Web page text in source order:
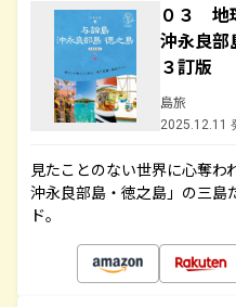
０３ 地
沖永良
３訂版
島旅
2025.12.11
見たことのない世界に心奪
沖永良部島・徳之島」の三島
ド。